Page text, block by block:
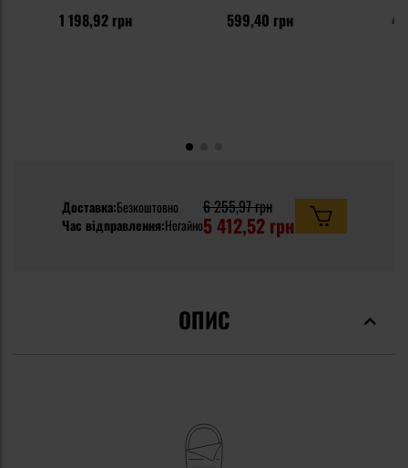
1 198,92 грн 599,40 грн
Доставка:Безкоштовно
Час відправлення:Негайно
6 255,97 грн
5 412,52 грн
ОПИС